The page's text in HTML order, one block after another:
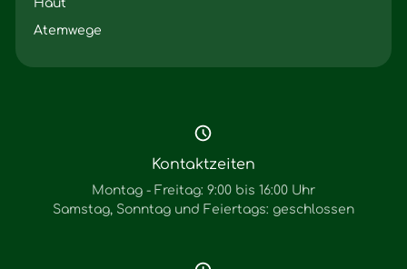
Haut
Atemwege
Kontaktzeiten
Montag - Freitag: 9:00 bis 16:00 Uhr
Samstag, Sonntag und Feiertags: geschlossen